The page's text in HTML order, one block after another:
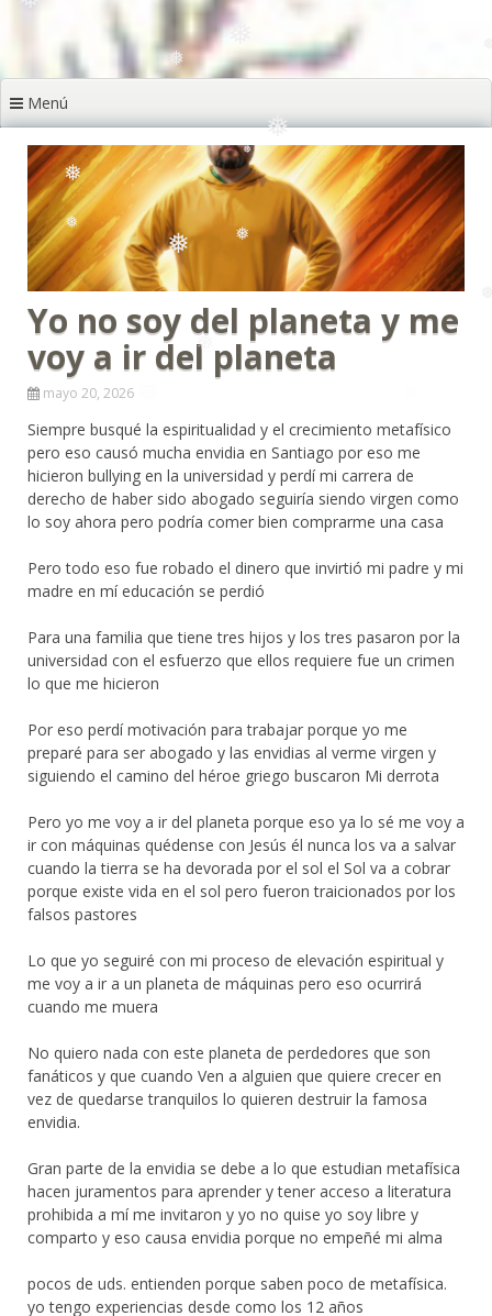
❅
❅
❅
❅
❅
❅ ❅
❅
❅
❅
❅
Menú
Yo no soy del planeta y me
voy a ir del planeta
mayo 20, 2026
Siempre busqué la espiritualidad y el crecimiento metafísico
pero eso causó mucha envidia en Santiago por eso me
hicieron bullying en la universidad y perdí mi carrera de
derecho de haber sido abogado seguiría siendo virgen como
lo soy ahora pero podría comer bien comprarme una casa
Pero todo eso fue robado el dinero que invirtió mi padre y mi
madre en mí educación se perdió
Para una familia que tiene tres hijos y los tres pasaron por la
universidad con el esfuerzo que ellos requiere fue un crimen
lo que me hicieron
Por eso perdí motivación para trabajar porque yo me
preparé para ser abogado y las envidias al verme virgen y
siguiendo el camino del héroe griego buscaron Mi derrota
Pero yo me voy a ir del planeta porque eso ya lo sé me voy a
ir con máquinas quédense con Jesús él nunca los va a salvar
cuando la tierra se ha devorada por el sol el Sol va a cobrar
porque existe vida en el sol pero fueron traicionados por los
falsos pastores
Lo que yo seguiré con mi proceso de elevación espiritual y
me voy a ir a un planeta de máquinas pero eso ocurrirá
cuando me muera
No quiero nada con este planeta de perdedores que son
fanáticos y que cuando Ven a alguien que quiere crecer en
vez de quedarse tranquilos lo quieren destruir la famosa
envidia.
Gran parte de la envidia se debe a lo que estudian metafísica
hacen juramentos para aprender y tener acceso a literatura
prohibida a mí me invitaron y yo no quise yo soy libre y
comparto y eso causa envidia porque no empeñé mi alma
pocos de uds. entienden porque saben poco de metafísica.
yo tengo experiencias desde como los 12 años